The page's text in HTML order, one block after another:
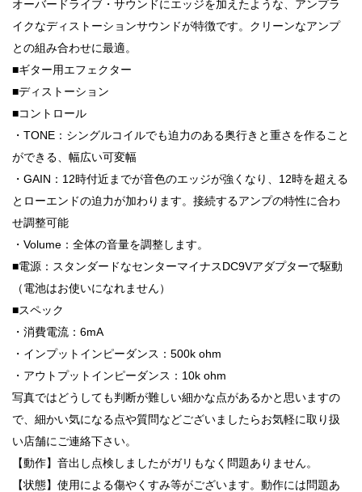
オーバードライブ・サウンドにエッジを加えたような、アンプラ
イクなディストーションサウンドが特徴です。クリーンなアンプ
との組み合わせに最適。
■ギター用エフェクター
■ディストーション
■コントロール
・TONE：シングルコイルでも迫力のある奥行きと重さを作ること
ができる、幅広い可変幅
・GAIN：12時付近までが音色のエッジが強くなり、12時を超える
とローエンドの迫力が加わります。接続するアンプの特性に合わ
せ調整可能
・Volume：全体の音量を調整します。
■電源：スタンダードなセンターマイナスDC9Vアダプターで駆動
（電池はお使いになれません）
■スペック
・消費電流：6mA
・インプットインピーダンス：500k ohm
・アウトプットインピーダンス：10k ohm
写真ではどうしても判断が難しい細かな点があるかと思いますの
で、細かい気になる点や質問などございましたらお気軽に取り扱
い店舗にご連絡下さい。
【動作】音出し点検しましたがガリもなく問題ありません。
【状態】使用による傷やくすみ等がございます。動作には問題あ